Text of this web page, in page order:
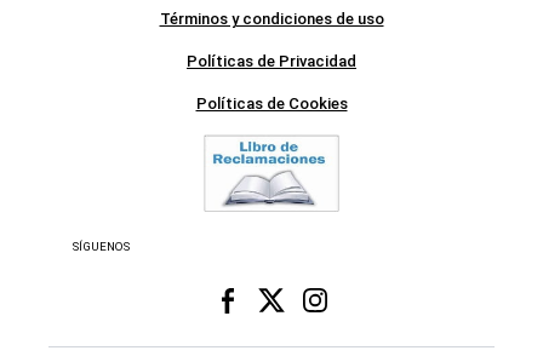
Términos y condiciones de uso
Políticas de Privacidad
Políticas de Cookies
SÍGUENOS